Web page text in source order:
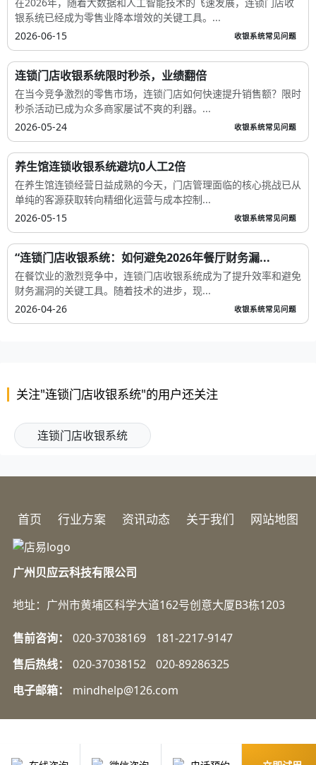
银系统已经成为零售业降本增效的关键工具。...
2026-06-15
收银系统常见问题
连锁门店收银系统限时秒杀，业绩翻倍
在当今竞争激烈的零售市场，连锁门店如何快速提升销售额？限时
秒杀活动已成为众多商家屡试不爽的利器。...
2026-05-24
收银系统常见问题
养生馆连锁收银系统避坑0人工2倍
在养生馆连锁经营日益成熟的今天，门店管理面临的核心挑战已从
单纯的客源获取转向精细化运营与成本控制...
2026-05-15
收银系统常见问题
“连锁门店收银系统：如何避免2026年餐厅财务漏...
在餐饮业的激烈竞争中，连锁门店收银系统成为了提升效率和避免
财务漏洞的关键工具。随着技术的进步，现...
2026-04-26
收银系统常见问题
关注"连锁门店收银系统"的用户还关注
连锁门店收银系统
首页 行业方案 资讯动态 关于我们 网站地图
广州贝应云科技有限公司
地址：广州市黄埔区科学大道162号创意大厦B3栋1203
售前咨询： 020-37038169
181-2217-9147
售后热线：
020-37038152
020-89286325
电子邮箱：
mindhelp@126.com